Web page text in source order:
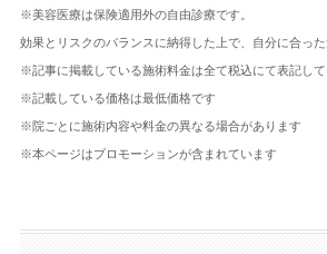
※美容医療は保険適用外の自由診療です。
効果とリスクのバランスに納得した上で、自分に合った
※記事に掲載している施術料金は全て税込にて表記して
※記載している価格は最低価格です
※院ごとに施術内容や料金の異なる場合があります
※本ページはプロモーションが含まれています